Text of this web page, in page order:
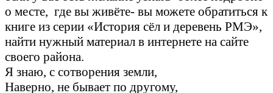
о месте, где вы живёте- вы можете обратиться к
книге из серии «История сёл и деревень РМЭ»,
найти нужный материал в интернете на сайте
своего района.
Я знаю, с сотворения земли,
Наверно, не бывает по другому,